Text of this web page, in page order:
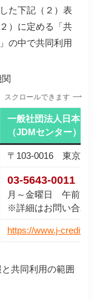
た下記（２）表
）に定める「共
の中で共同利用
スクロールできます
一般社団法人日本ク
（JDMセンター）
〒103-0016 東京都
03-5643-0011
月～金曜日 午前10
※詳細はお問い合わ
https://www.j-
共同利用の範囲